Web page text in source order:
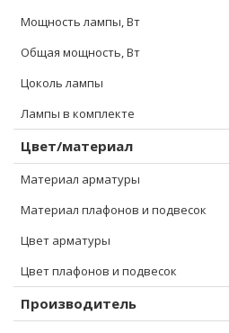
Мощность лампы, Вт
Общая мощность, Вт
Цоколь лампы
Лампы в комплекте
Цвет/материал
Материал арматуры
Материал плафонов и подвесок
Цвет арматуры
Цвет плафонов и подвесок
Производитель